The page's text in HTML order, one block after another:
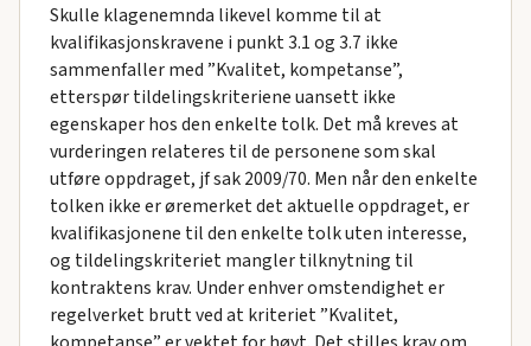
Skulle klagenemnda likevel komme til at
kvalifikasjonskravene i punkt 3.1 og 3.7 ikke
sammenfaller med ”Kvalitet, kompetanse”,
etterspør tildelingskriteriene uansett ikke
egenskaper hos den enkelte tolk. Det må kreves at
vurderingen relateres til de personene som skal
utføre oppdraget, jf sak 2009/70. Men når den enkelte
tolken ikke er øremerket det aktuelle oppdraget, er
kvalifikasjonene til den enkelte tolk uten interesse,
og tildelingskriteriet mangler tilknytning til
kontraktens krav. Under enhver omstendighet er
regelverket brutt ved at kriteriet ”Kvalitet,